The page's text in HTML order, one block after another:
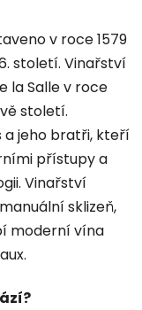
v roce 1579
století. Vinařství
la Salle v roce
století.
a jeho bratři, kteří
přístupy a
Vinařství
sklizeň,
moderní vína